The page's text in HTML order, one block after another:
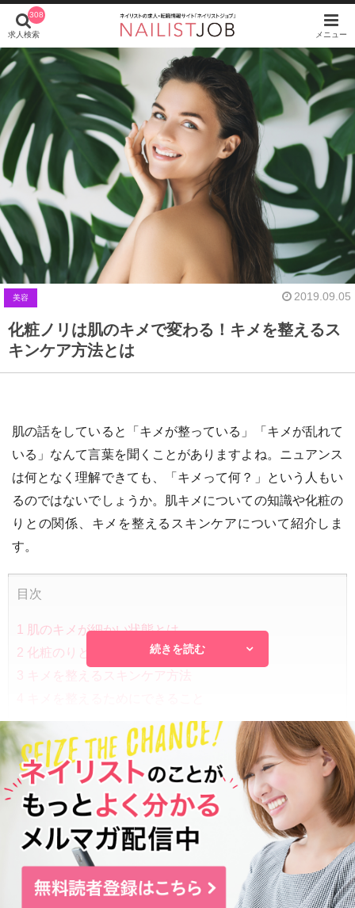
308
求人検索 メニュー
美容 2019.09.05
化粧ノリは肌のキメで変わる！キメを整えるス
キンケア方法とは
肌の話をしていると「キメが整っている」「キメが乱れて
いる」なんて言葉を聞くことがありますよね。ニュアンス
は何となく理解できても、「キメって何？」という人もい
るのではないでしょうか。肌キメについての知識や化粧の
りとの関係、キメを整えるスキンケアについて紹介しま
す。
目次
1
肌のキメが細かい状態とは
2 化粧のりと肌キメの関係
3 キメを整えるスキンケア方法
肌のキメが細かい状態とは
続きを読む